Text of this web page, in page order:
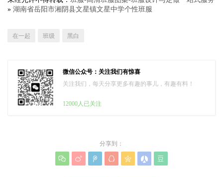
» 湖南省岳阳市湘阴县文星镇文星中学个性班服
在一起 班级 黑白
微信公众号：关注我们有惊喜
关注我们，每天分享更多有趣的事儿，有趣有料！
12000人已关注
分享到：
      